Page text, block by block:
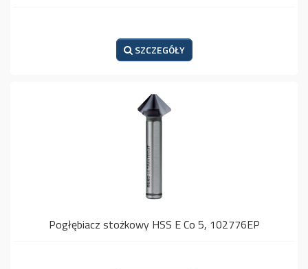
SZCZEGÓŁY
Pogłębiacz stożkowy HSS E Co 5, 102776EP